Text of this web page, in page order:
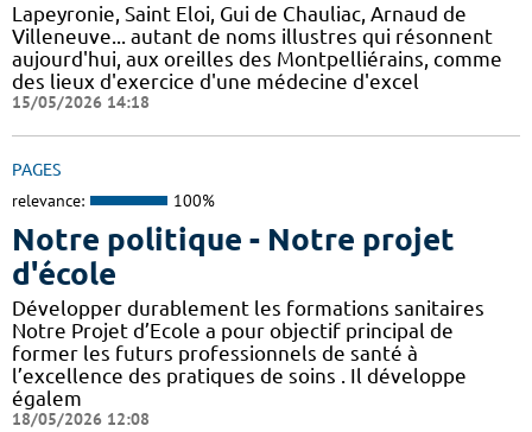
Lapeyronie, Saint Eloi, Gui de Chauliac, Arnaud de
Villeneuve... autant de noms illustres qui résonnent
aujourd'hui, aux oreilles des Montpelliérains, comme
des lieux d'exercice d'une médecine d'excel
15/05/2026 14:18
PAGES
relevance: 100%
Notre politique - Notre projet
d'école
Développer durablement les formations sanitaires
Notre Projet d’Ecole a pour objectif principal de
former les futurs professionnels de santé à
l’excellence des pratiques de soins . Il développe
égalem
18/05/2026 12:08